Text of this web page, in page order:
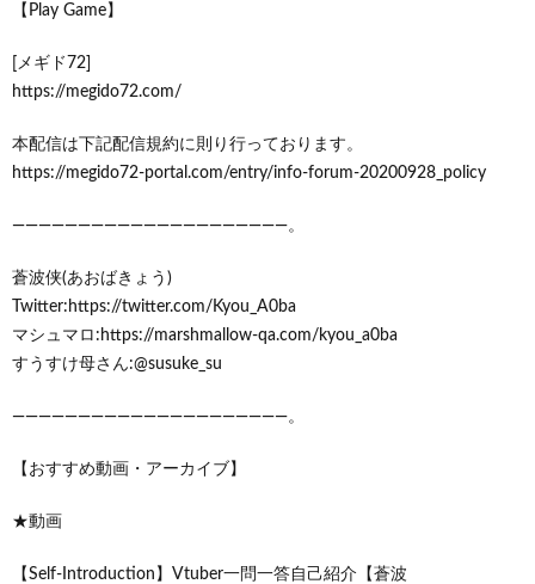
【Play Game】
[メギド72]
https://megido72.com/
本配信は下記配信規約に則り行っております。
https://megido72-portal.com/entry/info-forum-20200928_policy
―――――――――――――――――――――。
蒼波侠(あおばきょう)
Twitter:https://twitter.com/Kyou_A0ba
マシュマロ:https://marshmallow-qa.com/kyou_a0ba
すうすけ母さん:@susuke_su
―――――――――――――――――――――。
【おすすめ動画・アーカイブ】
★動画
【Self-Introduction】Vtuber一問一答自己紹介【蒼波